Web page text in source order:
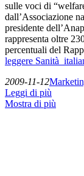
sulle voci di
dall’Associazione
presidente
rappresenta oltre
percentuali del
leggere Sanità
2009-11-12
Leggi di più
Mostra di più